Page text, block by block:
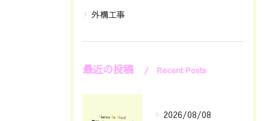
外構工事
最近の投稿 Recent Posts
2026/08/08